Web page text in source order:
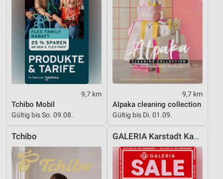
9,7 km
Tchibo Mobil
Gültig bis So. 09.08.
9,7 km
Alpaka cleaning collection
Gültig bis Di. 01.09.
Tchibo GALERIA Karstadt Kaufhof